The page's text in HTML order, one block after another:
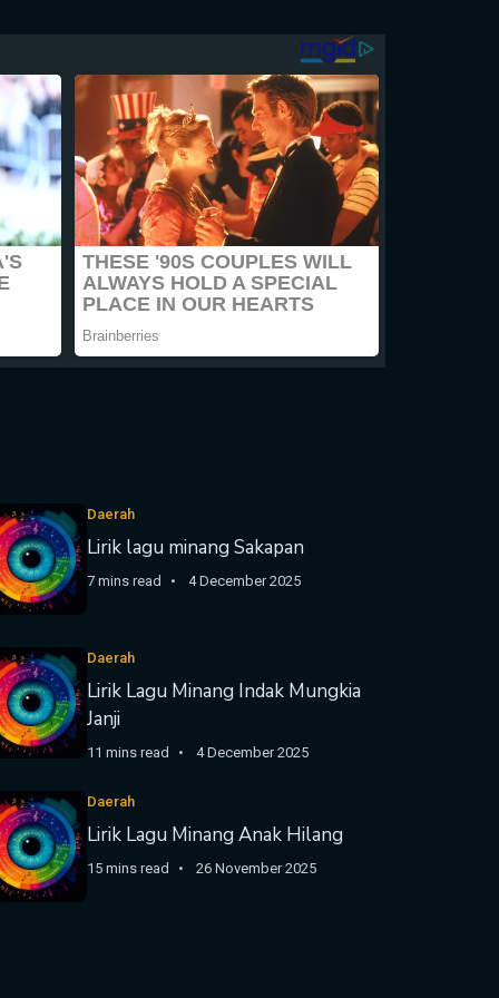
Daerah
Lirik lagu minang Sakapan
7 mins read 4 December 2025
Daerah
Lirik Lagu Minang Indak Mungkia
Janji
11 mins read 4 December 2025
Daerah
Lirik Lagu Minang Anak Hilang
15 mins read 26 November 2025